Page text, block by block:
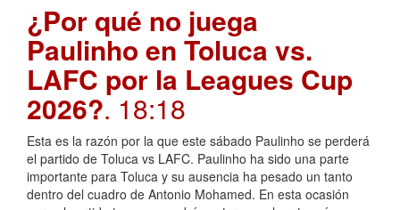
¿Por qué no juega
Paulinho en Toluca vs.
LAFC por la Leagues Cup
2026?. 18:18
Esta es la razón por la que este sábado Paulinho se perderá
el partido de Toluca vs LAFC. Paulinho ha sido una parte
importante para Toluca y su ausencia ha pesado un tanto
dentro del cuadro de Antonio Mohamed. En esta ocasión